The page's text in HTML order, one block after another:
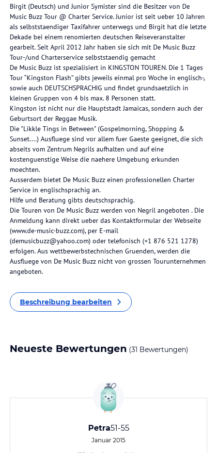
Birgit (Deutsch) und Junior Symister sind die Besitzer von De
Music Buzz Tour @ Charter Service. Junior ist seit ueber 10 Jahren
als selbststaendiger Taxifahrer unterwegs und Birgit hat die letzte
Dekade bei einem renomierten deutschen Reiseveranstalter
gearbeit. Seit April 2012 Jahr haben sie sich mit De Music Buzz
Tour-/und Charterservice selbststaendig gemacht
De Music Buzz ist spezialisiert in KINGSTON TOUREN. Die 1 Tages
Tour “Kingston Flash” gibts jeweils einmal pro Woche in englisch-,
sowie auch DEUTSCHSPRACHIG und findet grundsaetzlich in
kleinen Gruppen von 4 bis max. 8 Personen statt.
Kingston ist nicht nur die Hauptstadt Jamaicas, sondern auch der
Geburtsort der Reggae Musik.
Die "Likkle Tings in Between" (Gospelmorning, Shopping &
Sunset....) Ausfluege sind vor allem fuer Gaeste geeignet, die sich
abseits vom Zentrum Negrils aufhalten und auf eine
kostenguenstige Weise die naehere Umgebung erkunden
moechten.
Ausserdem bietet De Music Buzz einen professionellen Charter
Service in englischsprachig an.
Hilfe und Beratung gibts deutschsprachig.
Die Touren von De Music Buzz werden von Negril angeboten . Die
Anmeldung kann direkt ueber das Kontaktformular der Webseite
(www.de-music-buzz.com), per E-mail
(demusicbuzz@yahoo.com) oder telefonisch (+1 876 521 1278)
erfolgen. Aus wettbewerbstechnischen Gruenden, werden die
Ausfluege von De Music Buzz nicht von grossen Tourunternehmen
angeboten.
Beschreibung bearbeiten
Neueste Bewertungen (31 Bewertungen)
Petra51-55
Januar 2015